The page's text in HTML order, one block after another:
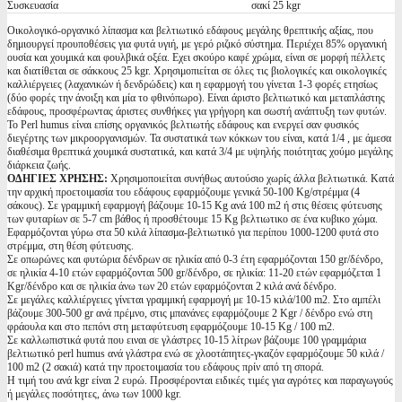
Συσκευασία
σακί 25 kgr
Οικολογικό-οργανικό λίπασμα και βελτιωτικό εδάφους μεγάλης θρεπτικής αξίας, που
δημιουργεί προυποθέσεις για φυτά υγιή, με γερό ριζικό σύστημα. Περιέχει 85% οργανική
ουσία και χουμικά και φουλβικά οξέα. Εχει σκούρο καφέ χρώμα, είναι σε μορφή πέλλετς
και διατίθεται σε σάκκους 25 kgr. Χρησιμοπιείται σε όλες τις βιολογικές και οικολογικές
καλλιέργειες (λαχανικών ή δενδρώδεις) και η εφαρμογή του γίνεται 1-3 φορές ετησίως
(δύο φορές την άνοιξη και μία το φθινόπωρο). Είναι άριστο βελτιωτικό και μεταπλάστης
εδάφους, προσφέρωντας άριστες συνθήκες για γρήγορη και σωστή ανάπτυξη των φυτών.
Το Perl humus είναι επίσης οργανικός βελτιωτής εδάφους και ενεργεί σαν φυσικός
διεγέρτης των μικροοργανισμών. Τα συστατικά των κόκκων του είναι, κατά 1/4 , με άμεσα
διαθέσιμα θρεπτικά χουμικά συστατικά, και κατά 3/4 με υψηλής ποιότητας χούμο μεγάλης
διάρκεια ζωής.
ΟΔΗΓΙΕΣ ΧΡΗΣΗΣ: Χρησιμοποιείται συνήθως αυτούσιο χωρίς άλλα βελτιωτικά. Κατά
την αρχική προετοιμασία του εδάφους εφαρμόζουμε γενικά 50-100 Kg/στρέμμα (4
σάκους). Σε γραμμική εφαρμογή βάζουμε 10-15 Kg ανά 100 m2 ή στις θέσεις φύτευσης
των φυταρίων σε 5-7 cm βάθος ή προσθέτουμε 15 Kg βελτιωτικο σε ένα κυβικο χώμα.
Εφαρμόζονται γύρω στα 50 κιλά λίπασμα-βελτιωτικό για περίπου 1000-1200 φυτά στο
στρέμμα, στη θέση φύτευσης.
Σε οπωρώνες και φυτώρια δένδρων σε ηλικία από 0-3 έτη εφαρμόζονται 150 gr/δένδρο,
σε ηλικία 4-10 ετών εφαρμόζονται 500 gr/δένδρο, σε ηλικία: 11-20 ετών εφαρμόζεται 1
Kgr/δένδρο και σε ηλικία άνω των 20 ετών εφαρμόζονται 2 κιλά ανά δένδρο.
Σε μεγάλες καλλιέργειες γίνεται γραμμική εφαρμογή με 10-15 κιλά/100 m2. Στο αμπέλι
βάζουμε 300-500 gr ανά πρέμνο, στις μπανάνες εφαρμόζουμε 2 Kgr / δένδρο ενώ στη
φράουλα και στο πεπόνι στη μεταφύτευση εφαρμόζουμε 10-15 Kg / 100 m2.
Σε καλλωπιστικά φυτά που ειναι σε γλάστρες 10-15 λίτρων βάζουμε 100 γραμμάρια
βελτιωτικό perl humus ανά γλάστρα ενώ σε χλοοτάπητες-γκαζόν εφαρμόζουμε 50 κιλά /
100 m2 (2 σακιά) κατά την προετοιμασία του εδάφους πρίν από τη σπορά.
Η τιμή του ανά kgr είναι 2 ευρώ. Προσφέρονται ειδικές τιμές για αγρότες και παραγωγούς
ή μεγάλες ποσότητες, άνω των 1000 kgr.